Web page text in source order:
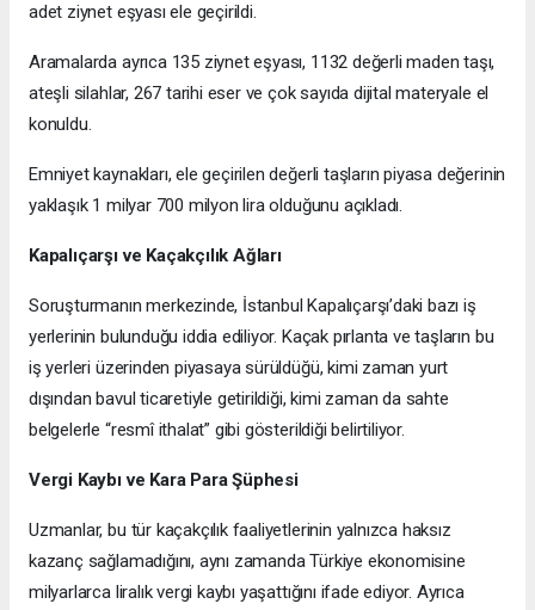
adet ziynet eşyası ele geçirildi.
Aramalarda ayrıca 135 ziynet eşyası, 1132 değerli maden taşı,
ateşli silahlar, 267 tarihi eser ve çok sayıda dijital materyale el
konuldu.
Emniyet kaynakları, ele geçirilen değerli taşların piyasa değerinin
yaklaşık 1 milyar 700 milyon lira olduğunu açıkladı.
Kapalıçarşı ve Kaçakçılık Ağları
Soruşturmanın merkezinde, İstanbul Kapalıçarşı’daki bazı iş
yerlerinin bulunduğu iddia ediliyor. Kaçak pırlanta ve taşların bu
iş yerleri üzerinden piyasaya sürüldüğü, kimi zaman yurt
dışından bavul ticaretiyle getirildiği, kimi zaman da sahte
belgelerle “resmî ithalat” gibi gösterildiği belirtiliyor.
Vergi Kaybı ve Kara Para Şüphesi
Uzmanlar, bu tür kaçakçılık faaliyetlerinin yalnızca haksız
kazanç sağlamadığını, aynı zamanda Türkiye ekonomisine
milyarlarca liralık vergi kaybı yaşattığını ifade ediyor. Ayrıca